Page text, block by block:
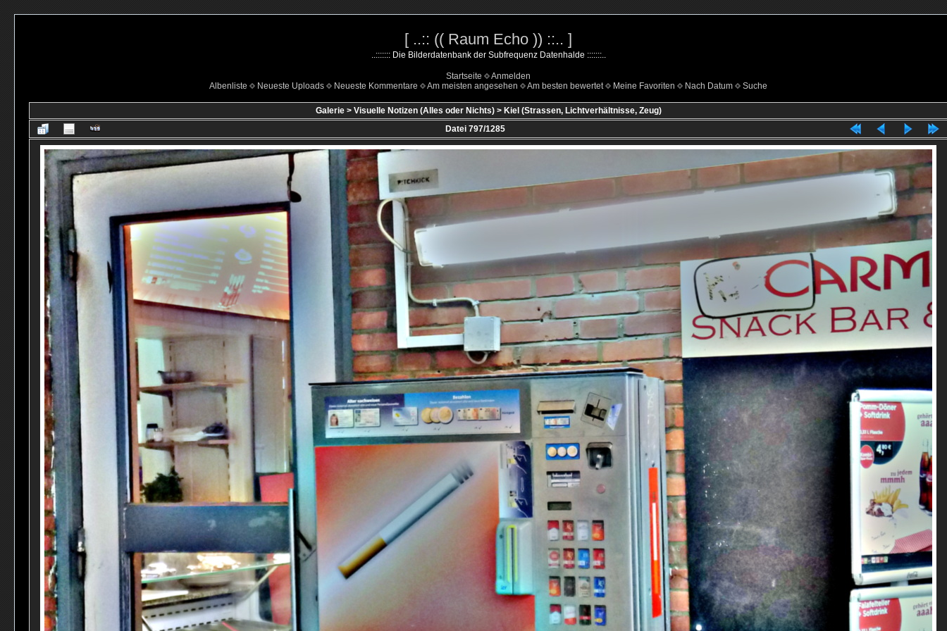
[ ..:: (( Raum Echo )) ::.. ]
..::::::: Die Bilderdatenbank der Subfrequenz Datenhalde :::::::..
Startseite
Anmelden
Albenliste
Neueste Uploads Neueste Kommentare Am meisten angesehen Am besten bewertet Meine Favoriten Nach Datum Suche
Galerie> Visuelle Notizen (Alles oder Nichts)> Kiel (Strassen, Lichtverhältnisse, Zeug)
Datei 797/1285